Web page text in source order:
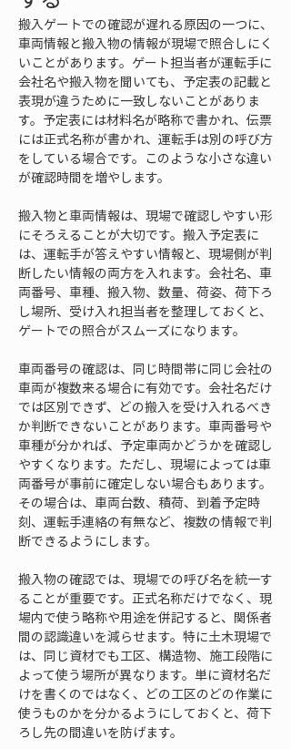
搬入ゲートでの確認が遅れる原因の一つに、
車両情報と搬入物の情報が現場で照合しにく
いことがあります。ゲート担当者が運転手に
会社名や搬入物を聞いても、予定表の記載と
表現が違うために一致しないことがありま
す。予定表には材料名が略称で書かれ、伝票
には正式名称が書かれ、運転手は別の呼び方
をしている場合です。このような小さな違い
が確認時間を増やします。
搬入物と車両情報は、現場で確認しやすい形
にそろえることが大切です。搬入予定表に
は、運転手が答えやすい情報と、現場側が判
断したい情報の両方を入れます。会社名、車
両番号、車種、搬入物、数量、荷姿、荷下ろ
し場所、受け入れ担当者を整理しておくと、
ゲートでの照合がスムーズになります。
車両番号の確認は、同じ時間帯に同じ会社の
車両が複数来る場合に有効です。会社名だけ
では区別できず、どの搬入を受け入れるべき
か判断できないことがあります。車両番号や
車種が分かれば、予定車両かどうかを確認し
やすくなります。ただし、現場によっては車
両番号が事前に確定しない場合もあります。
その場合は、車両台数、積荷、到着予定時
刻、運転手連絡の有無など、複数の情報で判
断できるようにします。
搬入物の確認では、現場での呼び名を統一す
ることが重要です。正式名称だけでなく、現
場内で使う略称や用途を併記すると、関係者
間の認識違いを減らせます。特に土木現場で
は、同じ資材でも工区、構造物、施工段階に
よって使う場所が異なります。単に資材名だ
けを書くのではなく、どの工区のどの作業に
使うものかを分かるようにしておくと、荷下
ろし先の間違いを防げます。